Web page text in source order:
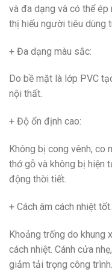
và đa dạng và có thể ép
thị hiếu người tiêu dùng
+ Đa dạng màu sắc:
Do bề mặt là lớp PVC
nội thất.
+ Độ ổn định cao:
Không bị cong vênh, co
thớ gỗ và không bị hiện
động thời tiết.
+ Cách âm cách nhiệt tốt:
Khoảng trống do khung
cách nhiệt. Cánh cửa
giảm tải trọng công trình.